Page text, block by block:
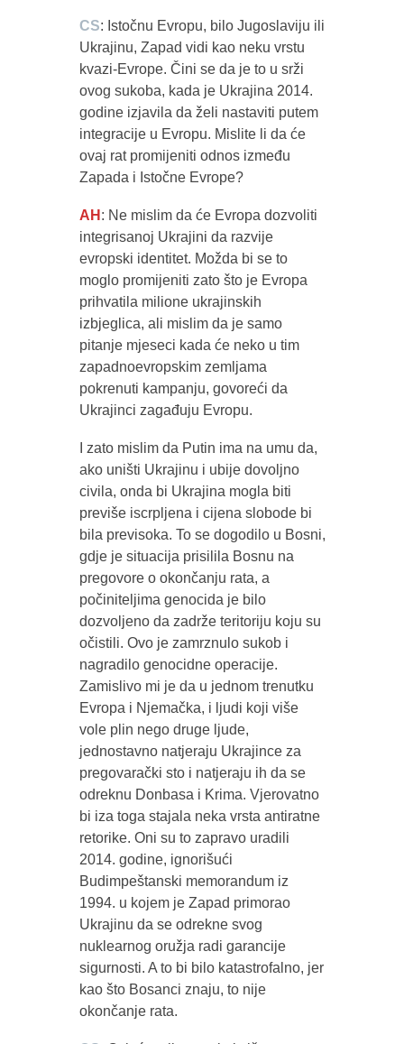
CS: Istočnu Evropu, bilo Jugoslaviju ili
Ukrajinu, Zapad vidi kao neku vrstu
kvazi-Evrope. Čini se da je to u srži
ovog sukoba, kada je Ukrajina 2014.
godine izjavila da želi nastaviti putem
integracije u Evropu. Mislite li da će
ovaj rat promijeniti odnos između
Zapada i Istočne Evrope?
AH : Ne mislim da će Evropa dozvoliti
integrisanoj Ukrajini da razvije
evropski identitet. Možda bi se to
moglo promijeniti zato što je Evropa
prihvatila milione ukrajinskih
izbjeglica, ali mislim da je samo
pitanje mjeseci kada će neko u tim
zapadnoevropskim zemljama
pokrenuti kampanju, govoreći da
Ukrajinci zagađuju Evropu.
I zato mislim da Putin ima na umu da,
ako uništi Ukrajinu i ubije dovoljno
civila, onda bi Ukrajina mogla biti
previše iscrpljena i cijena slobode bi
bila previsoka. To se dogodilo u Bosni,
gdje je situacija prisilila Bosnu na
pregovore o okončanju rata, a
počiniteljima genocida je bilo
dozvoljeno da zadrže teritoriju koju su
očistili. Ovo je zamrznulo sukob i
nagradilo genocidne operacije.
Zamislivo mi je da u jednom trenutku
Evropa i Njemačka, i ljudi koji više
vole plin nego druge ljude,
jednostavno natjeraju Ukrajince za
pregovarački sto i natjeraju ih da se
odreknu Donbasa i Krima. Vjerovatno
bi iza toga stajala neka vrsta antiratne
retorike. Oni su to zapravo uradili
2014. godine, ignorišući
Budimpeštanski memorandum iz
1994. u kojem je Zapad primorao
Ukrajinu da se odrekne svog
nuklearnog oružja radi garancije
sigurnosti. A to bi bilo katastrofalno, jer
kao što Bosanci znaju, to nije
okončanje rata.